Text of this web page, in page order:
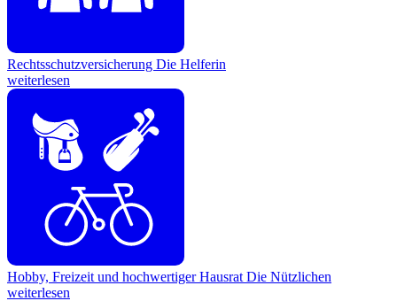
Rechtsschutzversicherung Die Helferin
weiterlesen
Hobby, Freizeit und hochwertiger Hausrat Die Nützlichen
weiterlesen